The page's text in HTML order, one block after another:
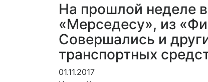
На прошлой неделе
«Мерседесу», из
Совершались и
транспортных
01.11.2017